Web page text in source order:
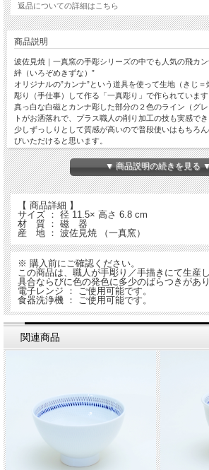
返品についての詳細はこちら
商品説明
波佐見焼｜一真窯の手彫シリーズの中でも人気の飛カ
絆（いろぞめきずな）”
オリジナルの”カンナ”という道具を使って生地（きじ
彫り（手仕事）して作る「一真彫り」で作られています
真っ白な白磁とカンナ彫した部分の２色のライン（グ
トがお洒落れで、プラス職人の削り加工の技も実感でき
少しずっしりとして質感が高いので普段使いはもちろ
びいただけると思います。
スタンダードなカタチの茶碗／飯碗です。夫婦茶碗で
か？
▼ 商品説明の続きを見る
【 商品詳細 】
サイズ ： 径 11.5× 高さ 6.8 cm
材 質 ： 磁 器
産 地 ： 波佐見焼 （一真窯）
※ 購入前にご確認ください。
この商品は、職人が手彫り／手描きにて生産
具合ならびに色の発色に多少のばらつきがあり
電子レンジ ： ご使用可能です。
食器洗浄機 ： ご使用可能です。
関連商品